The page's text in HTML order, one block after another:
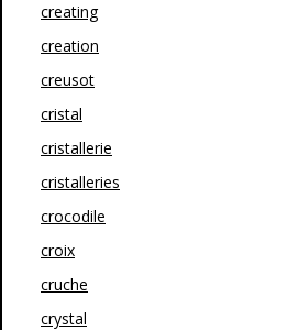
creating
creation
creusot
cristal
cristallerie
cristalleries
crocodile
croix
cruche
crystal